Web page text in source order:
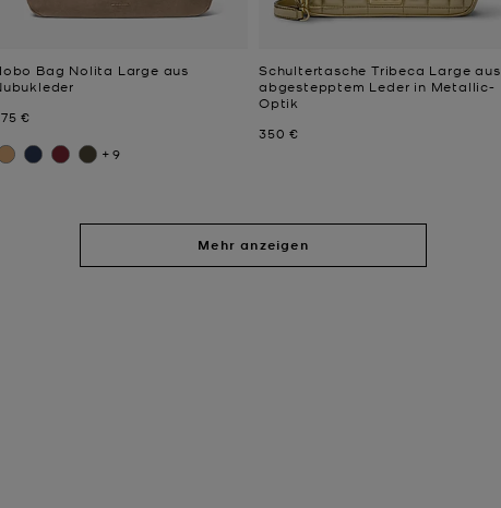
Bag Nolita Large aus
€
+9
Schultertasche Tribeca Large aus
abgestepptem Leder in Metallic-
Optik
Jetzt
350 €
Mehr anzeigen